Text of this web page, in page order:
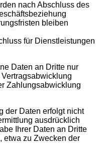
nach Abschluss des
bleiben
für Dienstleistungen
Daten an Dritte nur
Zahlungsabwicklung
der Daten erfolgt nicht
ausdrücklich
Ihrer Daten an Dritte
etwa zu Zwecken der